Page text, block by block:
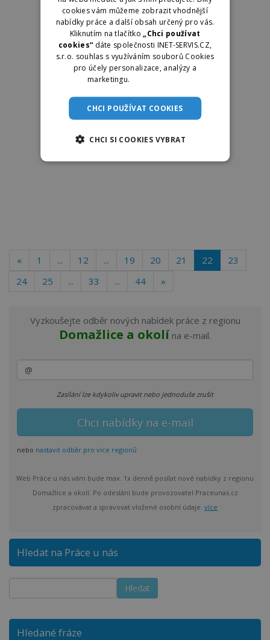
« 1 ... 12 ... 19 20 21 22
23
24
25 ... 33 ... 44 »
Vyzkoušejte odběr nových nabídek práce z regionu
Domažlice a okolí na e-mail.
Zasílání lze kdykoliv upravit nebo jednoduše zrušit
nebo nastavit odběr pro více regionů
Web Práce u nás vám bude max. 1x denně posílat nové nabídky z regionu
Domažlice a okolí. Po odeslání bude provozovatel Praceunas.cz
zpracovávat a spravovat vložené osobní údaje. více
Hledat na Práce u nás
Hledané fráze
cookies vám můžeme zobrazit vhodnější
nabídky práce a další obsah určený pro vás.
Kliknutím na tlačítko„Chci používat
cookies“ dáte společnosti INET-SERVIS.CZ,
s.r.o. souhlas s využíváním souborů Cookies
pro účely personalizace, analýzy a
marketingu.
CHCI POUŽÍVAT COOKIES
CHCI SI COOKIES VYBRAT